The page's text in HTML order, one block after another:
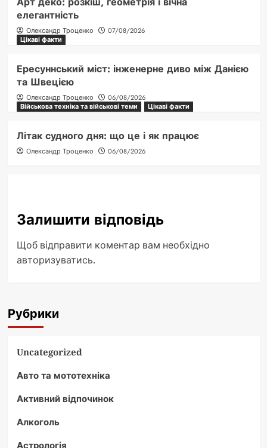
елегантність
Олександр Троценко
07/08/2026
Цікаві факти
Ересуннський міст: інженерне диво між Данією
та Швецією
Олександр Троценко
06/08/2026
Військова техніка та військові теми
Цікаві факти
Літак судного дня: що це і як працює
Олександр Троценко 06/08/2026
Залишити відповідь
Щоб відправити коментар вам необхідно
авторизуватись.
Рубрики
Uncategorized
Авто та мототехніка
Активний відпочинок
Алкоголь
Астрологія